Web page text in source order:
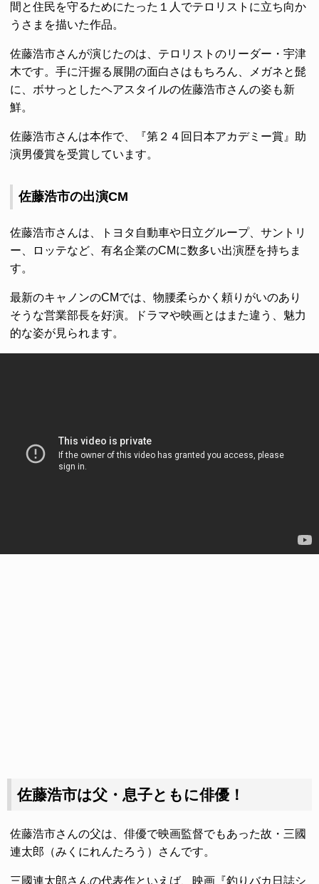
間と住民を守るためにたった１人でテロリストに立ち向か
うさまを描いた作品。
佐藤浩市さんが演じたのは、テロリストのリーダー・宇津
木です。手に汗握る展開の面白さはもちろん、メガネと髭
に、ボサっとしたヘアスタイルの佐藤浩市さんの姿も新
鮮。
佐藤浩市さんは本作で、『第２４回日本アカデミー賞』助
演男優賞を受賞しています。
佐藤浩市の出演CM
佐藤浩市さんは、トヨタ自動車や日立グループ、サントリ
ー、ロッテなど、有名企業のCMに数多い出演歴を持ちま
す。
最新のキャノンのCMでは、物腰柔らかく頼りがいのあり
そうな営業部長を好演。ドラマや映画とはまた違う、魅力
的な姿が見られます。
佐藤浩市は父・息子ともに俳優！
佐藤浩市さんの父は、俳優で映画監督でもあった故・三國
連太郎（みくにれんたろう）さんです。
三國連太郎さんの代表作といえば、映画『釣りバカ日誌シ